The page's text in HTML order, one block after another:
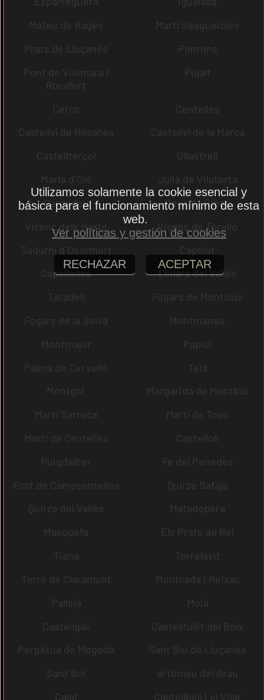
Mateu de Bages
Martí Sesgueioles
Prats de Lluçanès
Pontons
Pont de Vilomara i
Rocafort
Pujalt
Cercs
Centelles
Castellví de Rosanes
Castellví de la Marca
Castellterçol
Ullastrell
Maria d´Oló
Julià de Vilatorta
Cardedeu
Pere de Ribes
Vicenç dels Horts
Vicenç de Torelló
Sadurní d´Osormort
Capolat
Capellades
Llinars del Vallès
Taradell
Fogars de Montclús
Fogars de la Selva
Montmaneu
Montmajor
Papiol
Palma de Cervelló
Teià
Montgat
Margarida de Montbui
Martí Sarroca
Martí de Tous
Martí de Centelles
Castellolí
Puigdàlber
Fe del Penedès
Fost de Campsentelles
Quirze Safaja
Quirze del Vallès
Matadepera
Masquefa
Els Prats de Rei
Tiana
Torrelavit
Torre de Claramunt
Montcada i Reixac
Pallejà
Moià
Castellgalí
Castellfullit del Boix
Perpètua de Mogoda
Sant Boi de Lluçanès
Sant Boi
artomeu del Grau
Calaf
Castellbell i el Vilar
Utilizamos solamente la cookie esencial y
básica para el funcionamiento mínimo de esta
web.
Ver políticas y gestión de cookies
RECHAZAR ACEPTAR